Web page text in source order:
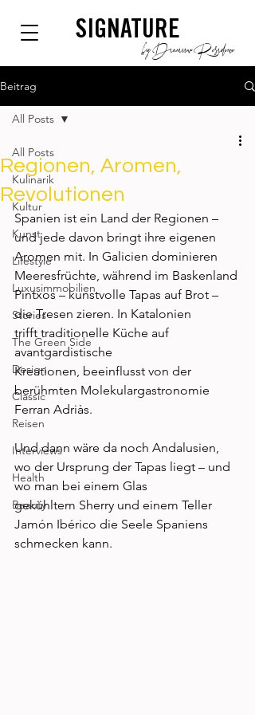
SIGNATURE
by Dianium Residence
Beitrag
All Posts
Kulinarik
Kultur
Kunst
Lifestyle
Luxusimmobilien
Stories
The Green Side
Design
Classic
Reisen
Interviews
Health
Beauty
All Posts
Regionen, Aromen,
Revolutionen
Spanien ist ein Land der Regionen –
und jede davon bringt ihre eigenen
Aromen mit. In Galicien dominieren
Meeresfrüchte, während im Baskenland
Pintxos – kunstvolle Tapas auf Brot –
die Tresen zieren. In Katalonien
trifft traditionelle Küche auf
avantgardistische
Kreationen, beeinflusst von der
berühmten Molekulargastronomie
Ferran Adriàs.
Und dann wäre da noch Andalusien,
wo der Ursprung der Tapas liegt – und
wo man bei einem Glas
gekühltem Sherry und einem Teller
Jamón Ibérico die Seele Spaniens
schmecken kann.